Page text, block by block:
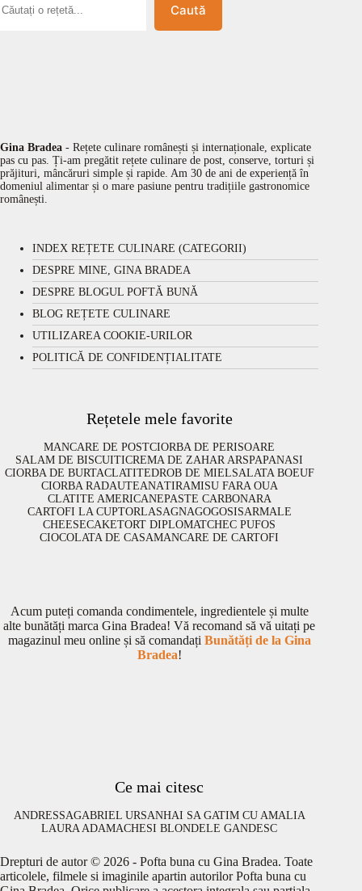
Caută
Gina Bradea - Rețete culinare românești și internaționale, explicate
pas cu pas. Ți-am pregătit rețete culinare de post, conserve, torturi și
prăjituri, mâncăruri simple și rapide. Am 30 de ani de experiență în
domeniul alimentar și o mare pasiune pentru tradițiile gastronomice
românești.
INDEX REȚETE CULINARE (CATEGORII)
DESPRE MINE, GINA BRADEA
DESPRE BLOGUL POFTĂ BUNĂ
BLOG REȚETE CULINARE
UTILIZAREA COOKIE-URILOR
POLITICĂ DE CONFIDENȚIALITATE
Rețetele mele favorite
MANCARE DE POSTCIORBA DE PERISOARE
SALAM DE BISCUITICREMA DE ZAHAR ARSPAPANASI
CIORBA DE BURTACLATITEDROB DE MIELSALATA BOEUF
CIORBA RADAUTEANATIRAMISU FARA OUA
CLATITE AMERICANEPASTE CARBONARA
CARTOFI LA CUPTORLASAGNAGOGOSISARMALE
CHEESECAKETORT DIPLOMATCHEC PUFOS
CIOCOLATA DE CASAMANCARE DE CARTOFI
Acum puteți comanda condimentele, ingredientele și multe
alte bunătăți marca Gina Bradea! Vă recomand să vă uitați pe
magazinul meu online și să comandați Bunătăți de la Gina
Bradea!
Ce mai citesc
ANDRESSAGABRIEL URSANHAI SA GATIM CU AMALIA
LAURA ADAMACHESI BLONDELE GANDESC
Drepturi de autor © 2026 - Pofta buna cu Gina Bradea. Toate
articolele, filmele si imaginile apartin autorilor Pofta buna cu